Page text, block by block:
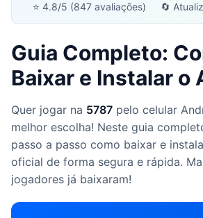
⭐ 4.8/5 (847 avaliações)
🔄
Guia Completo:
Baixar e Instalar o
Quer jogar na 5787 pelo celular
melhor escolha! Neste guia
passo a passo como baixar e
oficial de forma segura e rápida.
jogadores já baixaram!